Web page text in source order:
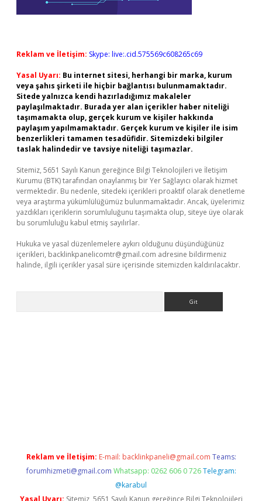
Reklam ve İletişim: Skype: live:.cid.575569c608265c69
Yasal Uyarı: Bu internet sitesi, herhangi bir marka, kurum
veya şahıs şirketi ile hiçbir bağlantısı bulunmamaktadır.
Sitede yalnızca kendi hazırladığımız makaleler
paylaşılmaktadır. Burada yer alan içerikler haber niteliği
taşımamakta olup, gerçek kurum ve kişiler hakkında
paylaşım yapılmamaktadır. Gerçek kurum ve kişiler ile isim
benzerlikleri tamamen tesadüfidir. Sitemizdeki bilgiler
taslak halindedir ve tavsiye niteliği taşımazlar.
Sitemiz, 5651 Sayılı Kanun gereğince Bilgi Teknolojileri ve İletişim
Kurumu (BTK) tarafından onaylanmış bir Yer Sağlayıcı olarak hizmet
vermektedir. Bu nedenle, sitedeki içerikleri proaktif olarak denetleme
veya araştırma yükümlülüğümüz bulunmamaktadır. Ancak, üyelerimiz
yazdıkları içeriklerin sorumluluğunu taşımakta olup, siteye üye olarak
bu sorumluluğu kabul etmiş sayılırlar.
Hukuka ve yasal düzenlemelere aykırı olduğunu düşündüğünüz
içerikleri, backlinkpanelicomtr@gmail.com adresine bildirmeniz
halinde, ilgili içerikler yasal süre içerisinde sitemizden kaldırılacaktır.
Reklam ve İletişim: E-mail: backlinkpaneli@gmail.com Teams:
forumhizmeti@gmail.com Whatsapp: 0262 606 0 726 Telegram:
@karabul
Yasal Uyarı: Sitemiz, 5651 Sayılı Kanun gereğince Bilgi Teknolojileri